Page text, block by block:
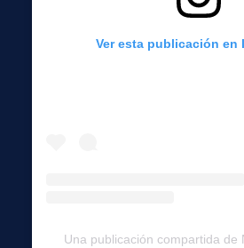
Ver esta publicación en
Una publicación compartida de